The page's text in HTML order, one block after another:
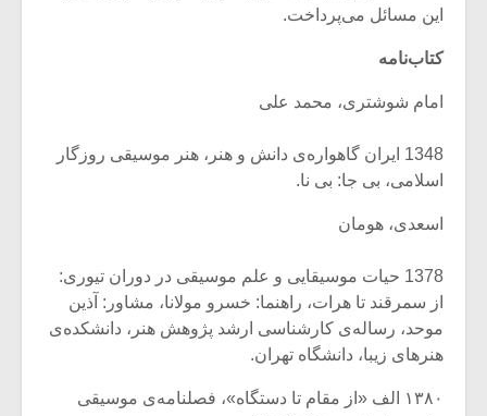
این مسائل می‌پرداخت.
کتاب‌نامه
امام شوشتری، محمد علی
1348 ایران گاهواره‌ی دانش و هنر، هنر موسیقی روزگار
اسلامی، بی جا: بی نا.
اسعدی، هومان
1378 حیات موسیقایی و علم موسیقی در دوران تیوری:
از سمرقند تا هرات، راهنما: خسرو مولانا، مشاور: آذین
موحد، رساله‌ی کارشناسی ارشد پژوهش هنر، دانشکده‌ی
هنرهای زیبا، دانشگاه تهران.
۱۳۸۰ الف «از مقام تا دستگاه»، فصلنامه‌ی موسیقی